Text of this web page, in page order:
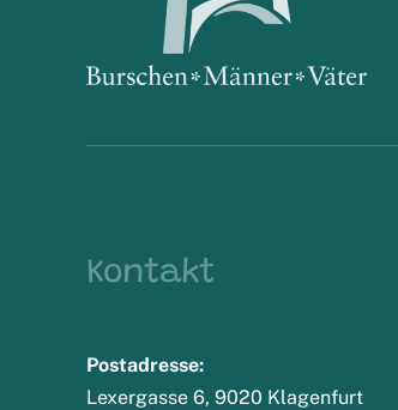
Kontakt
Postadresse:
Lexergasse 6, 9020 Klagenfurt